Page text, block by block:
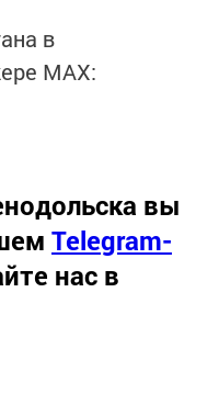
в
MАХ:
вы
Telegram-
нас в